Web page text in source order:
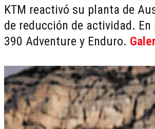
KTM reactivó su planta de
de reducción de actividad.
390 Adventure y Enduro.